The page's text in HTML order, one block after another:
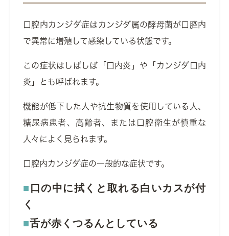
口腔内カンジダ症は カンジダ属の酵母菌が口腔内
で異常に増殖して感染している状態です。
この症状はしばしば「口内炎」や「カンジダ口内
炎」とも呼ばれます。
機能が低下した人や抗生物質を使用している人、
糖尿病患者、高齢者、または口腔衛生が慎重な
人々によく見られます。
口腔内カンジダ症の一般的な症状です。
口の中に拭くと取れる白いカスが付
く
舌が赤くつるんとしている